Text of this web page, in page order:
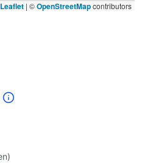
Leaflet | ©OpenStreetMapcontributors